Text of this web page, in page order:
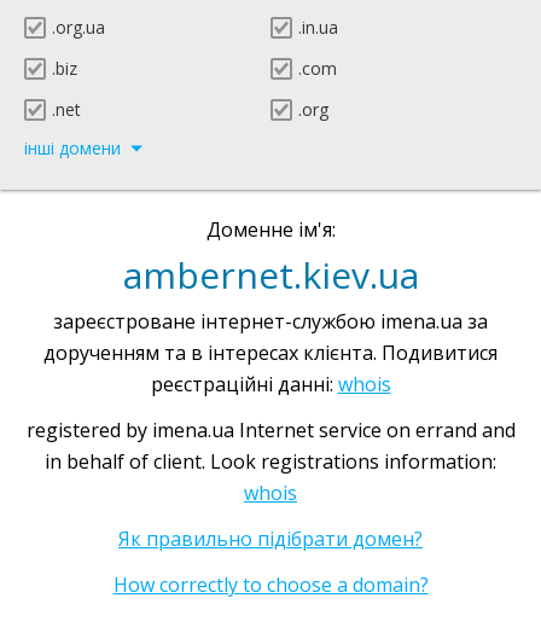
.org.ua
.in.ua
.biz
.com
.net
.org
інші домени
Доменне ім'я:
ambernet.kiev.ua
зареєстроване інтернет-службою imena.ua за
дорученням та в інтересах клієнта. Подивитися
реєстраційні данні: whois
registered by imena.ua Internet service on errand and
in behalf of client. Look registrations information:
whois
Як правильно підібрати домен?
How correctly to choose a domain?